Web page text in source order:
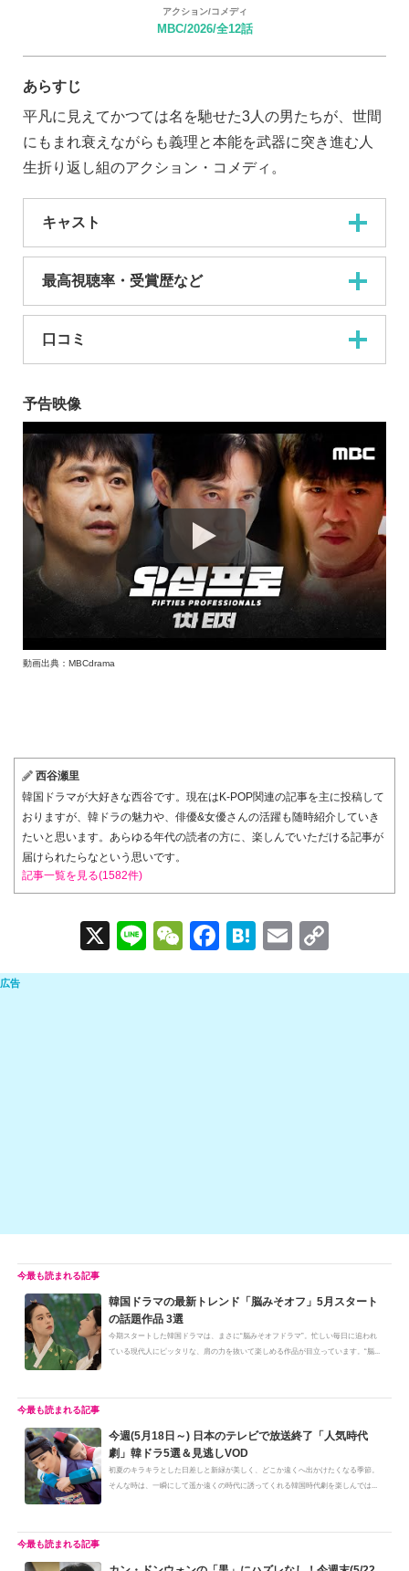
アクション/コメディ
MBC/2026/全12話
あらすじ
平凡に見えてかつては名を馳せた3人の男たちが、世間
にもまれ衰えながらも義理と本能を武器に突き進む人
生折り返し組のアクション・コメディ。
キャスト
最高視聴率・受賞歴など
口コミ
予告映像
動画出典：MBCdrama
西谷瀬里
韓国ドラマが大好きな西谷です。現在はK-POP関連の記事を主に投稿して
おりますが、韓ドラの魅力や、俳優&女優さんの活躍も随時紹介していき
たいと思います。あらゆる年代の読者の方に、楽しんでいただける記事が
届けられたらなという思いです。
記事一覧を見る(1582件)
X
Li
n
W
e
F
a
H
at
E
m o
韓国ドラマの最新トレンド「脳みそオフ」5月スタート
の話題作品 3選
今期スタートした韓国ドラマは、まさに“脳みそオフドラマ”。忙しい毎日に追われ
ている現代人にピッタリな、肩の力を抜いて楽しめる作品が目立っています。“脳...
今週(5月18日～) 日本のテレビで放送終了「人気時代
劇」韓ドラ5選＆見逃しVOD
初夏のキラキラとした日差しと新緑が美しく、どこか遠くへ出かけたくなる季節。
そんな時は、一瞬にして遥か遠くの時代に誘ってくれる韓国時代劇を楽しんでは...